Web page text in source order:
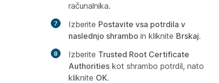
računalnika.
Izberite Postavite vsa potrdila v
naslednjo shrambo in kliknite Brskaj.
Izberite Trusted Root Certificate
Authorities kot shrambo potrdil, nato
kliknite OK.